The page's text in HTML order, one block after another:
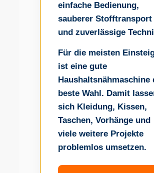
einfache Bedienung,
sauberer Stofftransport
und zuverlässige
Für die meisten
ist eine gute
Haushaltsnähmaschine
beste Wahl. Damit
sich Kleidung, Kissen,
Taschen, Vorhänge und
viele weitere Projekte
problemlos umsetzen.